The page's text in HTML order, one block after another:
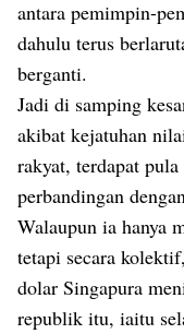
antara pemimpin-
dahulu terus
berganti.
Jadi di samping
akibat kejatuhan
rakyat, terdapat
perbandingan
Walaupun ia hanya
tetapi secara
dolar Singapura
republik itu, iaitu